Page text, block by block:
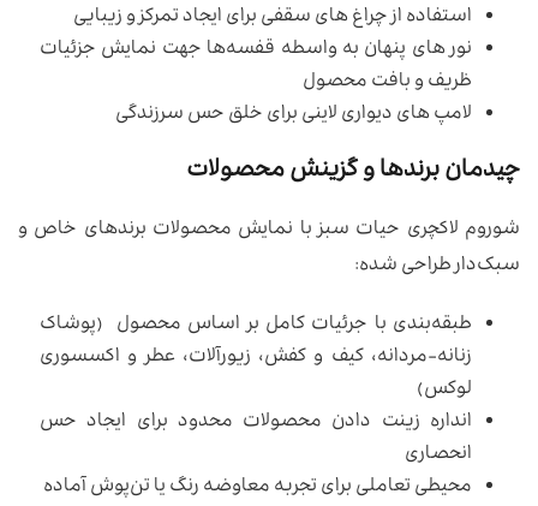
استفاده از چراغ های سقفی برای ایجاد تمرکز و زیبایی
نور های پنهان به واسطه قفسه‌ها جهت نمایش جزئیات
ظریف و بافت محصول
لامپ های دیواری لاینی برای خلق حس سرزندگی
چیدمان برندها و گزینش محصولات
شوروم لاکچری حیات سبز با نمایش محصولات برندهای خاص و
سبک‌دار طراحی شده:
طبقه‌بندی با جرئیات کامل بر اساس محصول (پوشاک
زنانه-مردانه، کیف و کفش، زیورآلات، عطر و اکسسوری
لوکس)
انداره زینت دادن محصولات محدود برای ایجاد حس
انحصاری
محیطی تعاملی برای تجربه معاوضه رنگ یا تن‌پوش آماده